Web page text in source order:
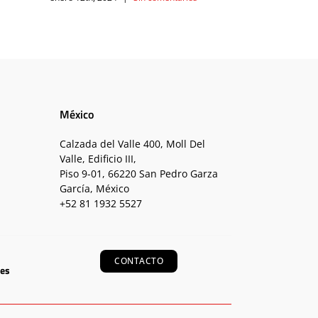
México
Calzada del Valle 400, Moll Del
Valle, Edificio III,
Piso 9-01, 66220 San Pedro Garza
García, México
+52 81 1932 5527
CONTACTO